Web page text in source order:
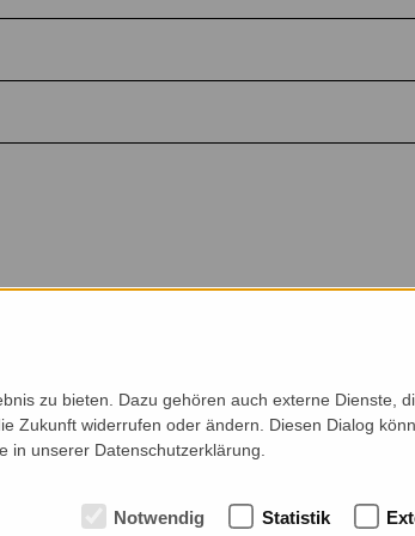
Kontakt
zu bieten. Dazu gehören auch externe Dienste,
Zukunft widerrufen oder ändern. Diesen Dialog
unserer Datenschutzerklärung.
Notwendig Statistik